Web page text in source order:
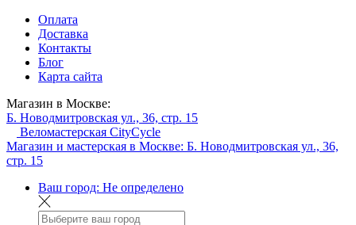
Оплата
Доставка
Контакты
Блог
Карта сайта
Магазин в Москве:
Б. Новодмитровская ул., 36, стр. 15
Веломастерская CityCycle
Магазин и мастерская в Москве: Б. Новодмитровская ул., 36,
стр. 15
Ваш город: Не определено